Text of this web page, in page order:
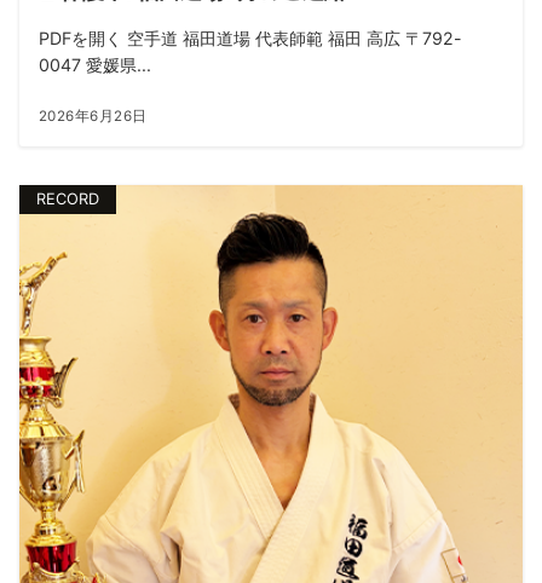
PDFを開く 空手道 福田道場 代表師範 福田 高広 〒792-
0047 愛媛県...
2026年6月26日
RECORD